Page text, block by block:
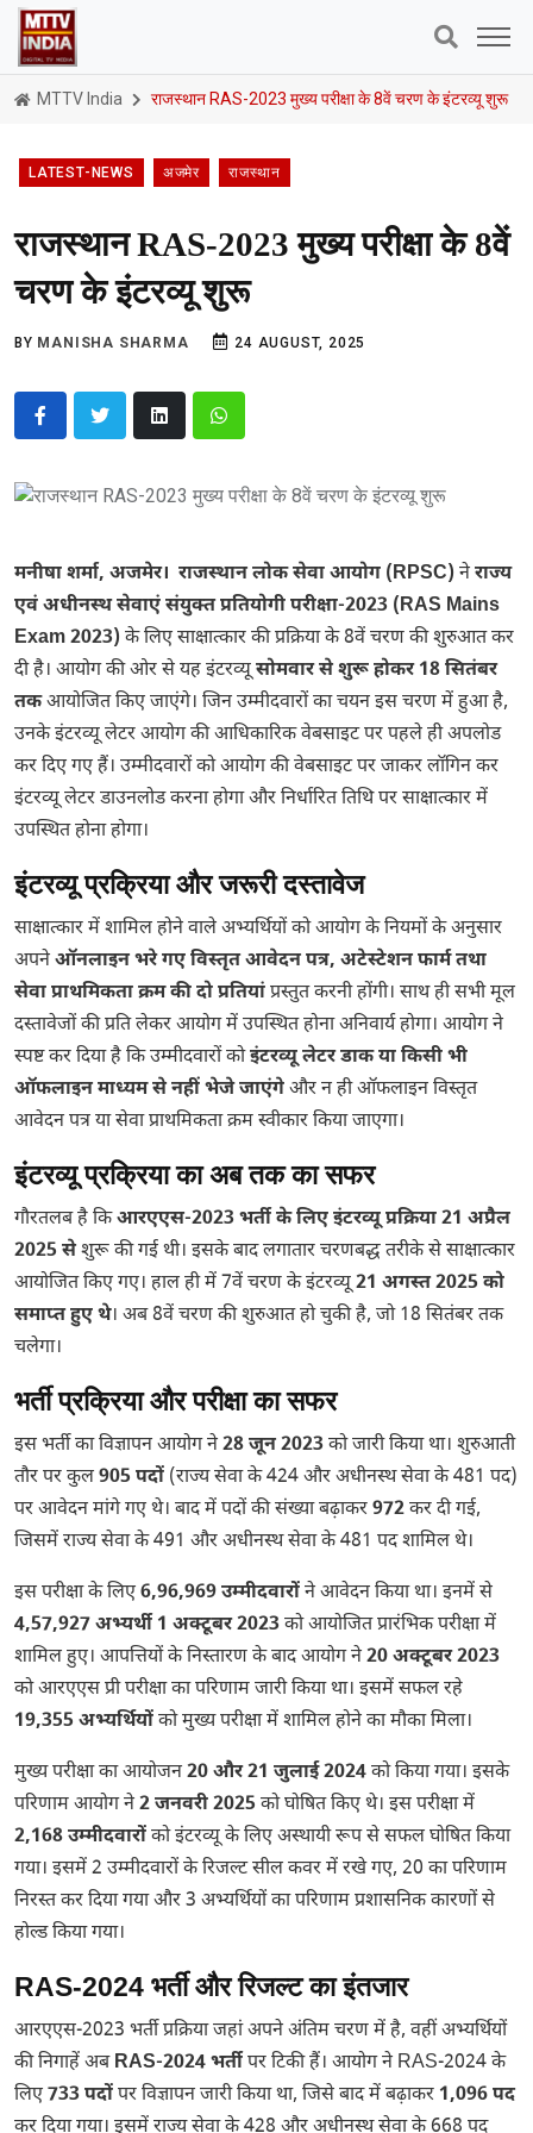
MTTV India राजस्थान RAS-2023 मुख्य परीक्षा के 8वें चरण के इंटरव्यू शुरू
LATEST-NEWS अजमेर राजस्थान
राजस्थान RAS-2023 मुख्य परीक्षा के 8वें
चरण के इंटरव्यू शुरू
BY MANISHA SHARMA 24 AUGUST, 2025
मनीषा शर्मा, अजमेर। राजस्थान लोक सेवा आयोग (RPSC) नेराज्य
एवं अधीनस्थ सेवाएं संयुक्त प्रतियोगी परीक्षा-2023 (RAS Mains
Exam 2023) के लिए साक्षात्कार की प्रक्रिया के 8वें चरण की शुरुआत कर
दी है। आयोग की ओर से यह इंटरव्यूसोमवार से शुरू होकर 18 सितंबर
तकआयोजित किए जाएंगे। जिन उम्मीदवारों का चयन इस चरण में हुआ है,
उनके इंटरव्यू लेटर आयोग की आधिकारिक वेबसाइट पर पहले ही अपलोड
कर दिए गए हैं। उम्मीदवारों को आयोग की वेबसाइट पर जाकर लॉगिन कर
इंटरव्यू लेटर डाउनलोड करना होगा और निर्धारित तिथि पर साक्षात्कार में
उपस्थित होना होगा।
इंटरव्यू प्रक्रिया और जरूरी दस्तावेज
साक्षात्कार में शामिल होने वाले अभ्यर्थियों को आयोग के नियमों के अनुसार
अपनेऑनलाइन भरे गए विस्तृत आवेदन पत्र, अटेस्टेशन फार्म तथा
सेवा प्राथमिकता क्रम की दो प्रतियांप्रस्तुत करनी होंगी। साथ ही सभी मूल
दस्तावेजों की प्रति लेकर आयोग में उपस्थित होना अनिवार्य होगा। आयोग ने
स्पष्ट कर दिया है कि उम्मीदवारों कोइंटरव्यू लेटर डाक या किसी भी
ऑफलाइन माध्यम से नहीं भेजे जाएंगेऔर न ही ऑफलाइन विस्तृत
आवेदन पत्र या सेवा प्राथमिकता क्रम स्वीकार किया जाएगा।
इंटरव्यू प्रक्रिया का अब तक का सफर
गौरतलब है किआरएएस-2023 भर्ती के लिए इंटरव्यू प्रक्रिया 21 अप्रैल
2025 सेशुरू की गई थी। इसके बाद लगातार चरणबद्ध तरीके से साक्षात्कार
आयोजित किए गए। हाल ही में 7वें चरण के इंटरव्यू21 अगस्त 2025 को
समाप्त हुए थे। अब 8वें चरण की शुरुआत हो चुकी है, जो 18 सितंबर तक
चलेगा।
भर्ती प्रक्रिया और परीक्षा का सफर
इस भर्ती का विज्ञापन आयोग ने28 जून 2023को जारी किया था। शुरुआती
तौर पर कुल905 पदों (राज्य सेवा के 424 और अधीनस्थ सेवा के 481 पद)
पर आवेदन मांगे गए थे। बाद में पदों की संख्या बढ़ाकर972कर दी गई,
जिसमें राज्य सेवा के 491 और अधीनस्थ सेवा के 481 पद शामिल थे।
इस परीक्षा के लिए6,96,969 उम्मीदवारोंने आवेदन किया था। इनमें से
4,57,927 अभ्यर्थी 1 अक्टूबर 2023को आयोजित प्रारंभिक परीक्षा में
शामिल हुए। आपत्तियों के निस्तारण के बाद आयोग ने20 अक्टूबर 2023
को आरएएस प्री परीक्षा का परिणाम जारी किया था। इसमें सफल रहे
19,355 अभ्यर्थियोंको मुख्य परीक्षा में शामिल होने का मौका मिला।
मुख्य परीक्षा का आयोजन20 और 21 जुलाई 2024को किया गया। इसके
परिणाम आयोग ने2 जनवरी 2025 को घोषित किए थे। इस परीक्षा में
2,168 उम्मीदवारोंको इंटरव्यू के लिए अस्थायी रूप से सफल घोषित किया
गया। इसमें 2 उम्मीदवारों के रिजल्ट सील कवर में रखे गए, 20 का परिणाम
निरस्त कर दिया गया और 3 अभ्यर्थियों का परिणाम प्रशासनिक कारणों से
होल्ड किया गया।
RAS-2024 भर्ती और रिजल्ट का इंतजार
आरएएस-2023 भर्ती प्रक्रिया जहां अपने अंतिम चरण में है, वहीं अभ्यर्थियों
की निगाहें अबRAS-2024 भर्तीपर टिकी हैं। आयोग ने RAS-2024 के
लिए733 पदोंपर विज्ञापन जारी किया था, जिसे बाद में बढ़ाकर 1,096 पद
कर दिया गया। इसमें राज्य सेवा के 428 और अधीनस्थ सेवा के 668 पद